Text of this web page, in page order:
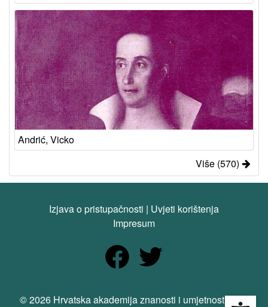
Andrić, Vicko
Više (570)
Izjava o pristupačnosti | Uvjeti korištenja
Impresum
© 2026 Hrvatska akademija znanosti i umjetnosti. Sva